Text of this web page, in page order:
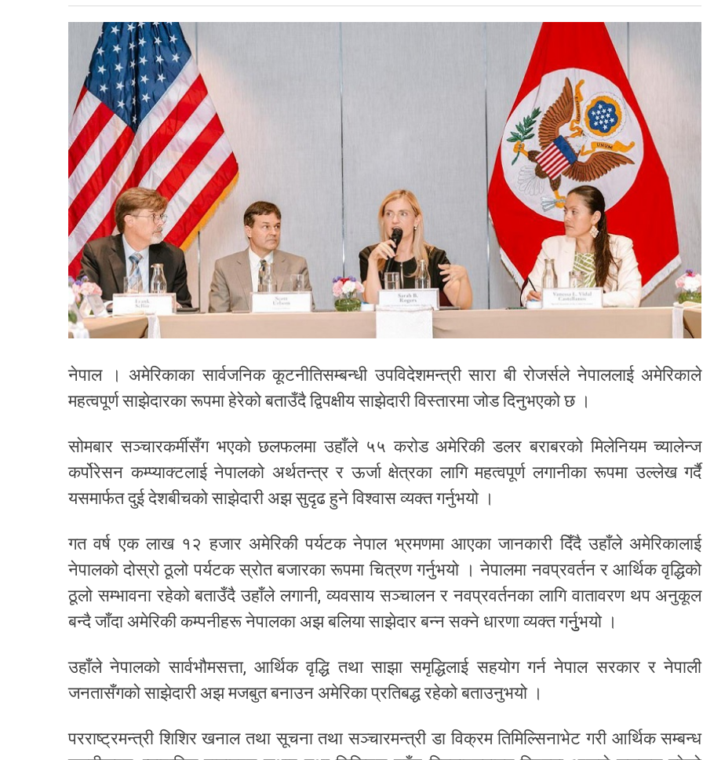
नेपाल । अमेरिकाका सार्वजनिक कूटनीतिसम्बन्धी उपविदेशमन्त्री सारा बी रोजर्सले नेपाललाई अमेरिकाले
महत्वपूर्ण साझेदारका रूपमा हेरेको बताउँदै द्विपक्षीय साझेदारी विस्तारमा जोड दिनुभएको छ ।
सोमबार सञ्चारकर्मीसँग भएको छलफलमा उहाँले ५५ करोड अमेरिकी डलर बराबरको मिलेनियम च्यालेन्ज
कर्पोरेसन कम्प्याक्टलाई नेपालको अर्थतन्त्र र ऊर्जा क्षेत्रका लागि महत्वपूर्ण लगानीका रूपमा उल्लेख गर्दै
यसमार्फत दुई देशबीचको साझेदारी अझ सुदृढ हुने विश्वास व्यक्त गर्नुभयो ।
गत वर्ष एक लाख १२ हजार अमेरिकी पर्यटक नेपाल भ्रमणमा आएका जानकारी दिँदै उहाँले अमेरिकालाई
नेपालको दोस्रो ठूलो पर्यटक स्रोत बजारका रूपमा चित्रण गर्नुभयो । नेपालमा नवप्रवर्तन र आर्थिक वृद्धिको
ठूलो सम्भावना रहेको बताउँदै उहाँले लगानी, व्यवसाय सञ्चालन र नवप्रवर्तनका लागि वातावरण थप अनुकूल
बन्दै जाँदा अमेरिकी कम्पनीहरू नेपालका अझ बलिया साझेदार बन्न सक्ने धारणा व्यक्त गर्नुुभयो ।
उहाँले नेपालको सार्वभौमसत्ता, आर्थिक वृद्धि तथा साझा समृद्धिलाई सहयोग गर्न नेपाल सरकार र नेपाली
जनतासँगको साझेदारी अझ मजबुत बनाउन अमेरिका प्रतिबद्ध रहेको बताउनुभयो ।
परराष्ट्रमन्त्री शिशिर खनाल तथा सूचना तथा सञ्चारमन्त्री डा विक्रम तिमिल्सिनाभेट गरी आर्थिक सम्बन्ध